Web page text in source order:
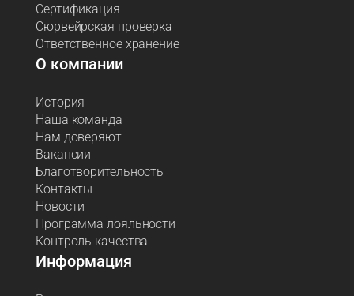
Сертификация
Сюрвейрская проверка
Ответственное хранение
О компании
История
Наша команда
Нам доверяют
Вакансии
Благотворительность
Контакты
Новости
Программа лояльности
Контроль качества
Информация